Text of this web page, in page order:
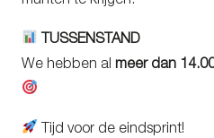
TUSSENSTAND
We hebben al meer dan
Tijd voor de eindsprint!